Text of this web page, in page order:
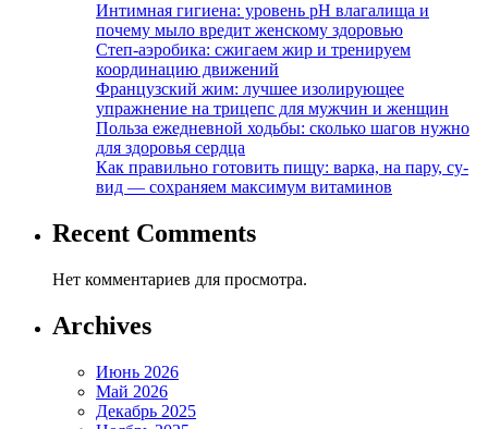
Интимная гигиена: уровень pH влагалища и
почему мыло вредит женскому здоровью
Степ-аэробика: сжигаем жир и тренируем
координацию движений
Французский жим: лучшее изолирующее
упражнение на трицепс для мужчин и женщин
Польза ежедневной ходьбы: сколько шагов нужно
для здоровья сердца
Как правильно готовить пищу: варка, на пару, су-
вид — сохраняем максимум витаминов
Recent Comments
Нет комментариев для просмотра.
Archives
Июнь 2026
Май 2026
Декабрь 2025